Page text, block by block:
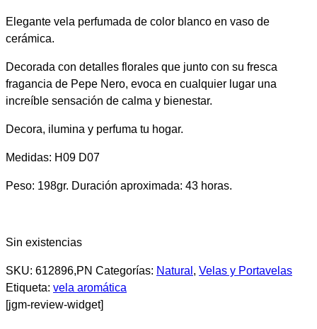
Elegante vela perfumada de color blanco en vaso de
cerámica.
Decorada con detalles florales que junto con su fresca
fragancia de Pepe Nero, evoca en cualquier lugar una
increíble sensación de calma y bienestar.
Decora, ilumina y perfuma tu hogar.
Medidas: H09 D07
Peso: 198gr. Duración aproximada: 43 horas.
Sin existencias
SKU: 612896,PN Categorías: Natural , Velas y Portavelas
Etiqueta: vela aromática
[jgm-review-widget]